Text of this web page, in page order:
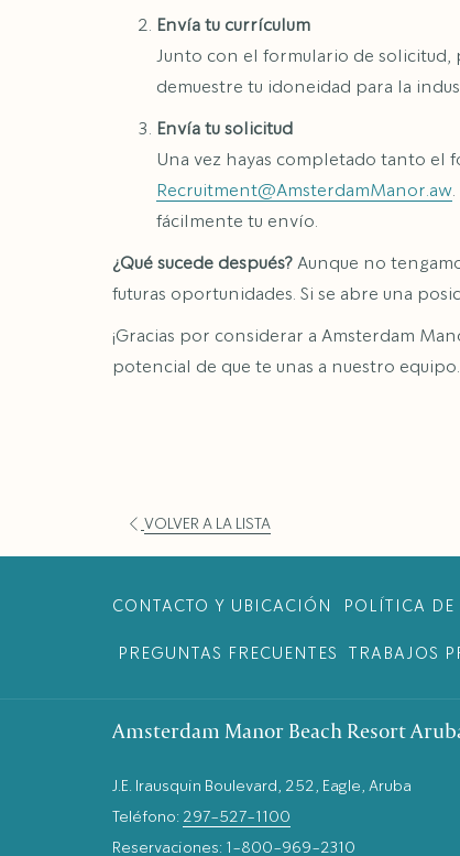
Envía tu currículum
Junto con el formulario de solicitud,
demuestre tu idoneidad para la
Envía tu solicitud
Una vez hayas completado tanto el
Recruitment@AmsterdamManor.aw
fácilmente tu envío.
¿Qué sucede después?Aunque no
futuras oportunidades. Si se abre una
¡Gracias por considerar a Amsterdam
potencial de que te unas a nuestro equipo.
VOLVER A LA LISTA
CONTACTO Y UBICACIÓN POLÍTICA
PREGUNTAS FRECUENTES TRABAJOS
Amsterdam Manor Beach Resort
J.E. Irausquin Boulevard, 252, Eagle, Aruba
Teléfono: 297-527-1100
Reservaciones: 1-800-969-2310